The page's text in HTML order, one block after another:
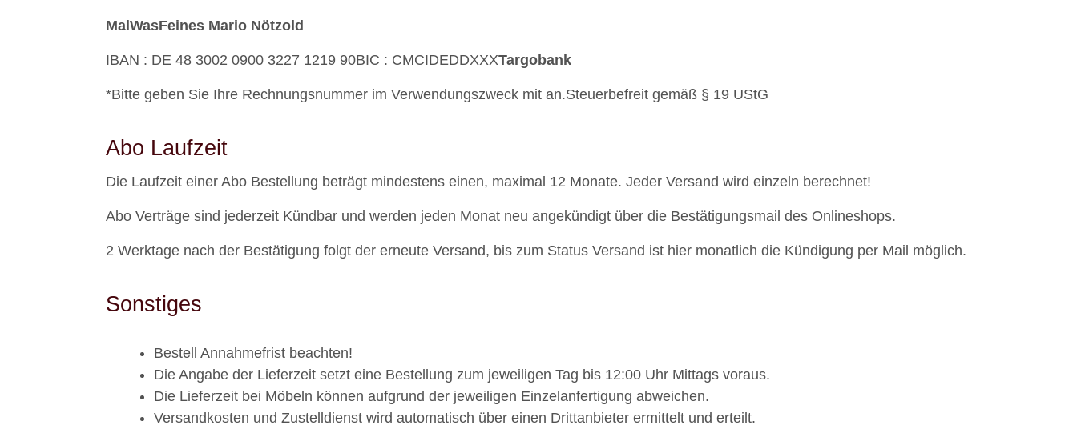
MalWasFeines Mario Nötzold
IBAN : DE 48 3002 0900 3227 1219 90BIC : CMCIDEDDXXXTargobank
*Bitte geben Sie Ihre Rechnungsnummer im Verwendungszweck mit an.Steuerbefreit gemäß § 19 UStG
Abo Laufzeit
Die Laufzeit einer Abo Bestellung beträgt mindestens einen, maximal 12 Monate. Jeder Versand wird einzeln berechnet!
Abo Verträge sind jederzeit Kündbar und werden jeden Monat neu angekündigt über die Bestätigungsmail des Onlineshops.
2 Werktage nach der Bestätigung folgt der erneute Versand, bis zum Status Versand ist hier monatlich die Kündigung per Mail möglich.
Sonstiges
Bestell Annahmefrist beachten!
Die Angabe der Lieferzeit setzt eine Bestellung zum jeweiligen Tag bis 12:00 Uhr Mittags voraus.
Die Lieferzeit bei Möbeln können aufgrund der jeweiligen Einzelanfertigung abweichen.
Versandkosten und Zustelldienst wird automatisch über einen Drittanbieter ermittelt und erteilt.